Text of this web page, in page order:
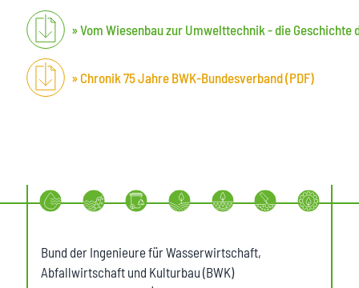
Vom Wiesenbau zur Umwelttechnik - die Geschichte
Chronik 75 Jahre BWK-Bundesverband (PDF)
Bund der Ingenieure für Wasserwirtschaft,
Abfallwirtschaft und Kulturbau (BWK)